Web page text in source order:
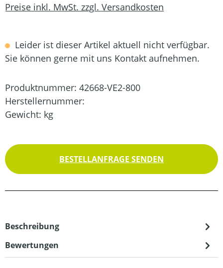
Preise inkl. MwSt. zzgl. Versandkosten
Leider ist dieser Artikel aktuell nicht verfügbar.
Sie können gerne mit uns Kontakt aufnehmen.
Produktnummer: 42668-VE2-800
Herstellernummer:
Gewicht: kg
BESTELLANFRAGE SENDEN
Beschreibung
Bewertungen